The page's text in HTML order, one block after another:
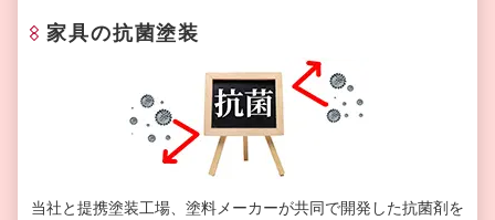
家具の抗菌塗装
当社と提携塗装工場、塗料メーカーが共同で開発した抗菌剤を